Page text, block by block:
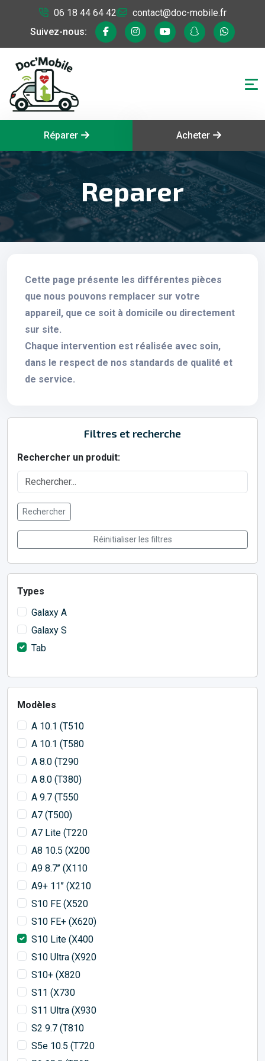
Suivez-nous:
06 18 44 64 42 contact@doc-mobile.fr
Réparer Acheter
Reparer
Cette page présente les différentes pièces
que nous pouvons remplacer sur votre
appareil, que ce soit à domicile ou directement
sur site.
Chaque intervention est réalisée avec soin,
dans le respect de nos standards de qualité et
de service.
Filtres et recherche
Rechercher un produit:
Rechercher
Réinitialiser les filtres
Types
Galaxy A
Galaxy S
Tab
Modèles
A 10.1 (T510
A 10.1 (T580
A 8.0 (T290
A 8.0 (T380)
A 9.7 (T550
A7 (T500)
A7 Lite (T220
A8 10.5 (X200
A9 8.7’’ (X110
A9+ 11’’ (X210
S10 FE (X520
S10 FE+ (X620)
S10 Lite (X400
S10 Ultra (X920
S10+ (X820
S11 (X730
S11 Ultra (X930
S2 9.7 (T810
S5e 10.5 (T720